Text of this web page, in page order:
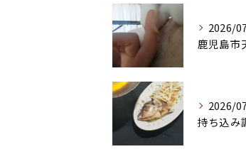
2026/
2026/
持ち込み